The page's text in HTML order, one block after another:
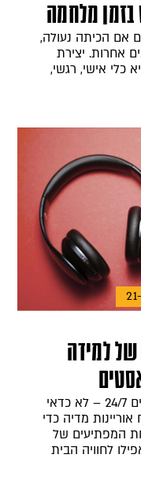
בזמן מלחמה
אם הכיתה נעולה,
אחרות. יצירת
כלי אישי, רגשי,
של למידה
אנחנו מוקפים במסרים תקשורתיים 24/7 – לא כדאי
מדיה כדי
המפתיעים של
לחוויה הבית